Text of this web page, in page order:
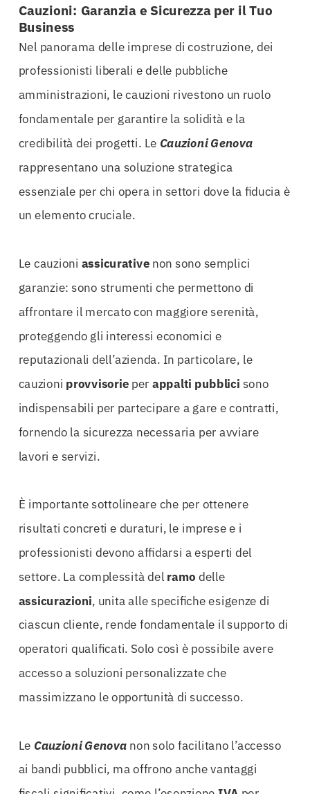
Cauzioni: Garanzia e Sicurezza per il Tuo
Business
Nel panorama delle imprese di costruzione, dei
professionisti liberali e delle pubbliche
amministrazioni, le cauzioni rivestono un ruolo
fondamentale per garantire la solidità e la
credibilità dei progetti. Le Cauzioni Genova
rappresentano una soluzione strategica
essenziale per chi opera in settori dove la fiducia è
un elemento cruciale.
Le cauzioni assicurative non sono semplici
garanzie: sono strumenti che permettono di
affrontare il mercato con maggiore serenità,
proteggendo gli interessi economici e
reputazionali dell’azienda. In particolare, le
cauzioni provvisorie perappalti pubblici sono
indispensabili per partecipare a gare e contratti,
fornendo la sicurezza necessaria per avviare
lavori e servizi.
È importante sottolineare che per ottenere
risultati concreti e duraturi, le imprese e i
professionisti devono affidarsi a esperti del
settore. La complessità del ramo delle
assicurazioni, unita alle specifiche esigenze di
ciascun cliente, rende fondamentale il supporto di
operatori qualificati. Solo così è possibile avere
accesso a soluzioni personalizzate che
massimizzano le opportunità di successo.
Le Cauzioni Genova non solo facilitano l’accesso
ai bandi pubblici, ma offrono anche vantaggi